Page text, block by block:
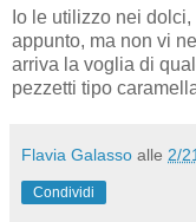
Io le utilizzo nei dolci,
appunto, ma non vi
arriva la voglia di
pezzetti tipo
Flavia Galasso alle 2/
Condividi